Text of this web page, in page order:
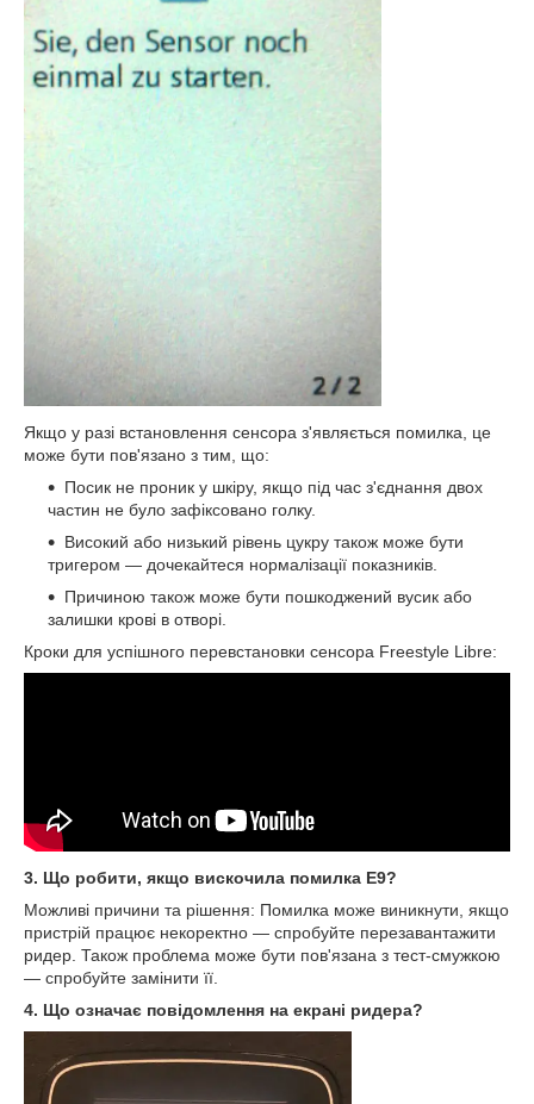
Якщо у разі встановлення сенсора з'являється помилка, це
може бути пов'язано з тим, що:
Посик не проник у шкіру, якщо під час з'єднання двох
частин не було зафіксовано голку.
Високий або низький рівень цукру також може бути
тригером — дочекайтеся нормалізації показників.
Причиною також може бути пошкоджений вусик або
залишки крові в отворі.
Кроки для успішного перевстановки сенсора Freestyle Libre:
3. Що робити, якщо вискочила помилка E9?
Можливі причини та рішення: Помилка може виникнути, якщо
пристрій працює некоректно — спробуйте перезавантажити
ридер. Також проблема може бути пов'язана з тест-смужкою
— спробуйте замінити її.
4. Що означає повідомлення на екрані ридера?